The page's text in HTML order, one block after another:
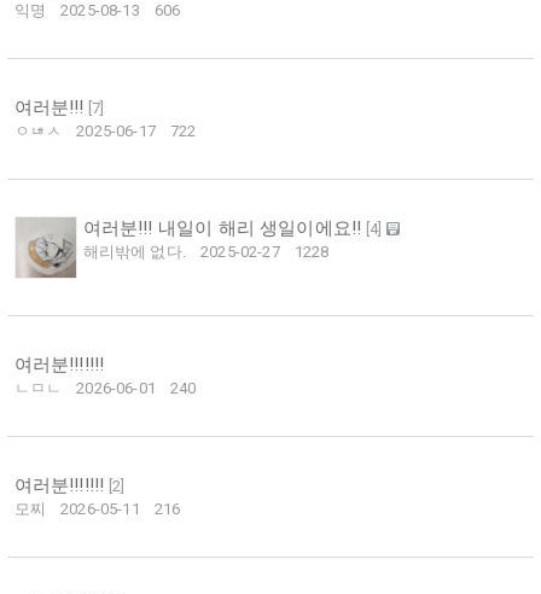
익명
2025-08-13 606
여러분!!! 7
ㅇㄶㅅ
2025-06-17 722
여러분!!! 내일이 해리 생일이에요!! 4]
해리밖에 없다.
2025-02-27 1228
여러분!!!!!!!
ㄴㅁㄴ 2026-06-01 240
여러분!!!!!!! 2]
모찌
2026-05-11 216